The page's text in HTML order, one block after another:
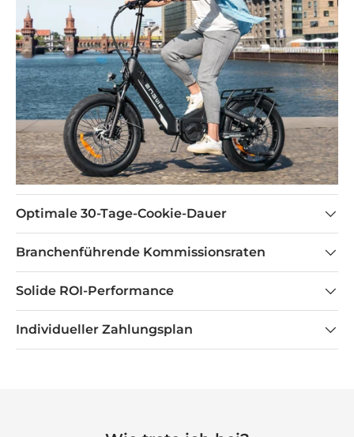
Optimale 30-Tage-Cookie-Dauer
Branchenführende Kommissionsraten
Solide ROI-Performance
Individueller Zahlungsplan